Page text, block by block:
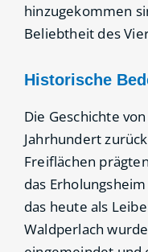
hinzugekommen
Beliebtheit des
Historische
Die Geschichte
Jahrhundert
Freiflächen
das
das heute als
Waldperlach